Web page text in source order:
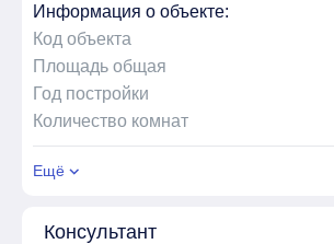
Информация о объекте:
Код объекта
Площадь общая
Год постройки
Количество комнат
Ещё
Консультант